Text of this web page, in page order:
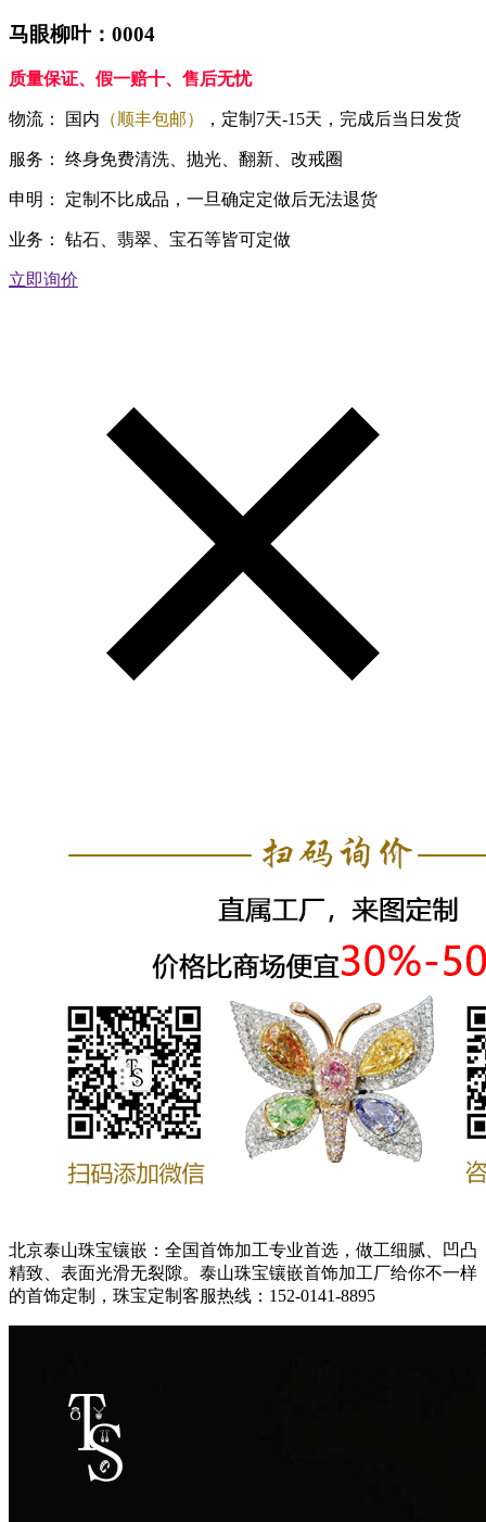
马眼柳叶：0004
质量保证、假一赔十、售后无忧
物流： 国内 （顺丰包邮） ，定制7天-15天，完成后当日发货
服务： 终身免费清洗、抛光、翻新、改戒圈
申明： 定制不比成品，一旦确定定做后无法退货
业务： 钻石、翡翠、宝石等皆可定做
立即询价
北京泰山珠宝镶嵌：全国首饰加工专业首选，做工细腻、凹凸
精致、表面光滑无裂隙。泰山珠宝镶嵌首饰加工厂给你不一样
的首饰定制，珠宝定制客服热线：152-0141-8895